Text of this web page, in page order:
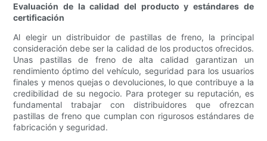
Evaluación de la calidad del producto y estándares de
certificación
Al elegir un distribuidor de pastillas de freno, la principal
consideración debe ser la calidad de los productos ofrecidos.
Unas pastillas de freno de alta calidad garantizan un
rendimiento óptimo del vehículo, seguridad para los usuarios
finales y menos quejas o devoluciones, lo que contribuye a la
credibilidad de su negocio. Para proteger su reputación, es
fundamental trabajar con distribuidores que ofrezcan
pastillas de freno que cumplan con rigurosos estándares de
fabricación y seguridad.